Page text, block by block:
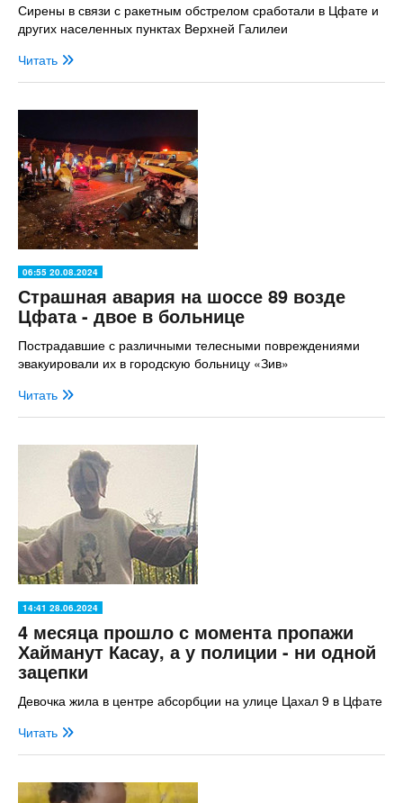
Сирены в связи с ракетным обстрелом сработали в Цфате и
других населенных пунктах Верхней Галилеи
Читать
06:55 20.08.2024
Страшная авария на шоссе 89 возде
Цфата - двое в больнице
Пострадавшие с различными телесными повреждениями
эвакуировали их в городскую больницу «Зив»
Читать
14:41 28.06.2024
4 месяца прошло с момента пропажи
Хайманут Касау, а у полиции - ни одной
зацепки
Девочка жила в центре абсорбции на улице Цахал 9 в Цфате
Читать